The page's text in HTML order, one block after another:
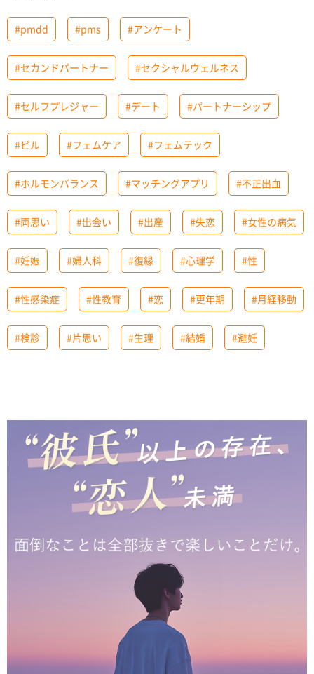
#pmdd #pms #アンケート
#セカンドパートナー #セクシャルウェルネス
#セルフプレジャー #デート #パートナーシップ
#ピル #フェムケア #フェムテック
#ホルモンバランス #マッチングアプリ #不正出血
#両思い #出会い #出産 #失恋 #女性の病気
#妊娠 #婦人科 #復縁 #心理学 #性
#性感染症 #性教育 #恋 #更年期 #月経移動
#検診 #片思い #生理 #結婚 #避妊